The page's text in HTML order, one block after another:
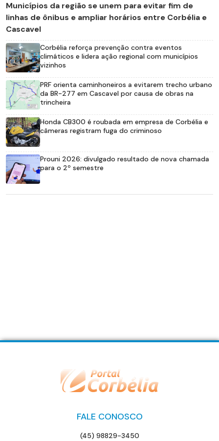
Municípios da região se unem para evitar fim de
linhas de ônibus e ampliar horários entre Corbélia e
Cascavel
Corbélia reforça prevenção contra eventos
climáticos e lidera ação regional com municípios
vizinhos
PRF orienta caminhoneiros a evitarem trecho urbano
da BR-277 em Cascavel por causa de obras na
trincheira
Honda CB300 é roubada em empresa de Corbélia e
câmeras registram fuga do criminoso
Prouni 2026: divulgado resultado de nova chamada
para o 2º semestre
FALE CONOSCO
(45) 98829-3450